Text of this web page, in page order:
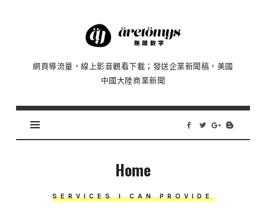
Äretömyys
無
數
|
片、
網頁導流量，線上影音觀看下載；發送企業新聞稿，美國
中國大陸商業新聞
Home
SERVICES I CAN PROVIDE